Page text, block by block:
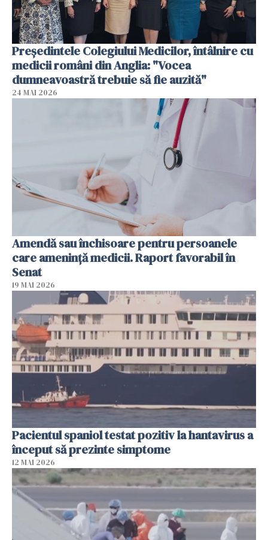
Președintele Colegiului Medicilor, întâlnire cu
medicii români din Anglia: "Vocea
dumneavoastră trebuie să fie auzită"
24 MAI 2026
Amendă sau închisoare pentru persoanele
care ameninţă medicii. Raport favorabil în
Senat
19 MAI 2026
Pacientul spaniol testat pozitiv la hantavirus a
început să prezinte simptome
12 MAI 2026